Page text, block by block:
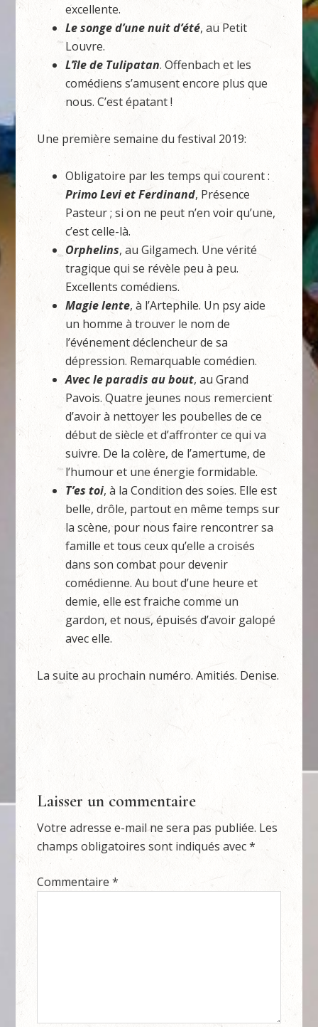
excellente.
Le songe d’une nuit d’été, au Petit
Louvre.
L’île de Tulipatan. Offenbach et les
comédiens s’amusent encore plus que
nous. C’est épatant !
Une première semaine du festival 2019:
Obligatoire par les temps qui courent :
Primo Levi et Ferdinand, Présence
Pasteur ; si on ne peut n’en voir qu’une,
c’est celle-là.
Orphelins, au Gilgamech. Une vérité
tragique qui se révèle peu à peu.
Excellents comédiens.
Magie lente, à l’Artephile. Un psy aide
un homme à trouver le nom de
l’événement déclencheur de sa
dépression. Remarquable comédien.
Avec le paradis au bout, au Grand
Pavois. Quatre jeunes nous remercient
d’avoir à nettoyer les poubelles de ce
début de siècle et d’affronter ce qui va
suivre. De la colère, de l’amertume, de
l’humour et une énergie formidable.
T’es toi, à la Condition des soies. Elle est
belle, drôle, partout en même temps sur
la scène, pour nous faire rencontrer sa
famille et tous ceux qu’elle a croisés
dans son combat pour devenir
comédienne. Au bout d’une heure et
demie, elle est fraiche comme un
gardon, et nous, épuisés d’avoir galopé
avec elle.
La suite au prochain numéro. Amitiés. Denise.
Laisser un commentaire
Votre adresse e-mail ne sera pas publiée. Les
champs obligatoires sont indiqués avec*
Commentaire*